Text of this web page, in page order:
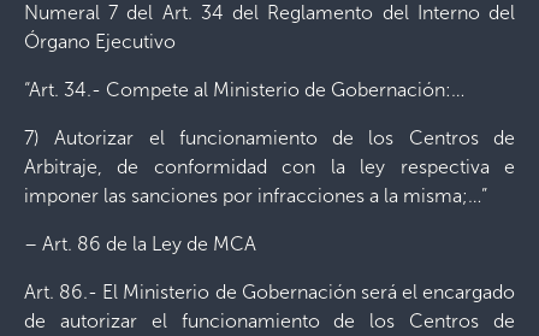
Numeral 7 del Art. 34 del Reglamento del Interno del
Órgano Ejecutivo
“Art. 34.- Compete al Ministerio de Gobernación:…
7) Autorizar el funcionamiento de los Centros de
Arbitraje, de conformidad con la ley respectiva e
imponer las sanciones por infracciones a la misma;…”
– Art. 86 de la Ley de MCA
Art. 86.- El Ministerio de Gobernación será el encargado
de autorizar el funcionamiento de los Centros de